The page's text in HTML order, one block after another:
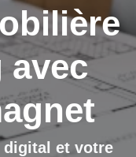
avec
digital et votre